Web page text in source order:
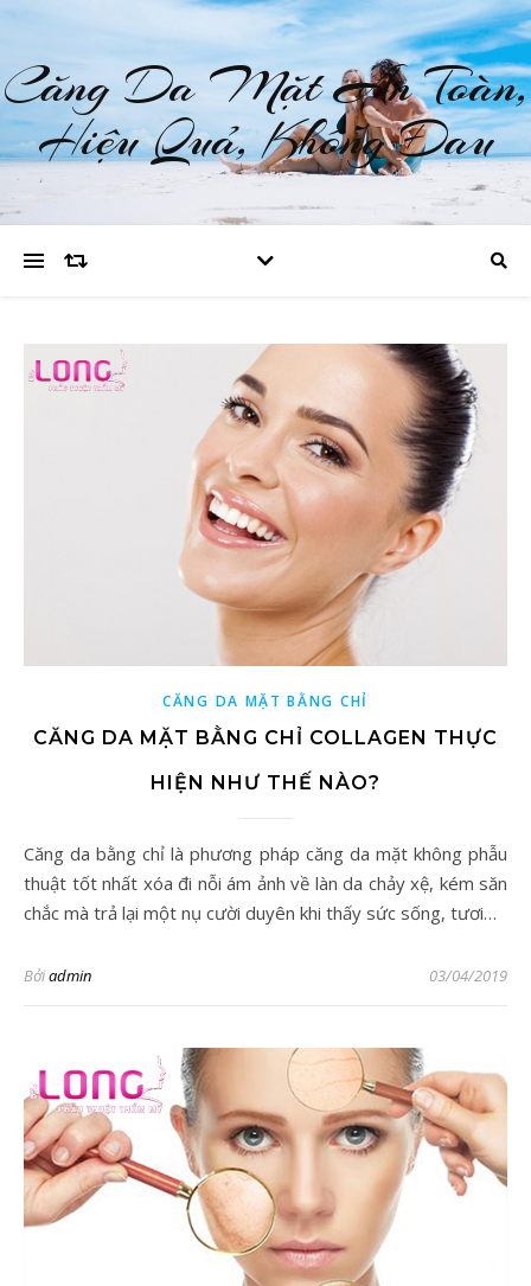
Căng Da Mặt An Toàn,
Hiệu Quả, Không Đau
CĂNG DA MẶT BẰNG CHỈ
CĂNG DA MẶT BẰNG CHỈ COLLAGEN THỰC
HIỆN NHƯ THẾ NÀO?
Căng da bằng chỉ là phương pháp căng da mặt không phẫu
thuật tốt nhất xóa đi nỗi ám ảnh về làn da chảy xệ, kém săn
chắc mà trả lại một nụ cười duyên khi thấy sức sống, tươi…
Bởiadmin 03/04/2019